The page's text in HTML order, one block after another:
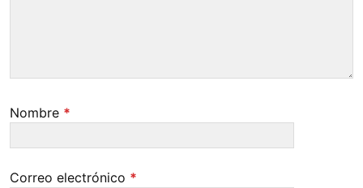
Nombre *
Correo electrónico *